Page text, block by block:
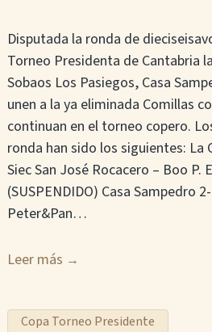
Disputada la ronda de
Torneo Presidenta de Cantabria
Sobaos Los Pasiegos, Casa
unen a la ya eliminada Comillas
continuan en el torneo copero.
ronda han sido los siguientes: La
Siec San José Rocacero – Boo P.
(SUSPENDIDO) Casa Sampedro
Peter&Pan…
Leer más
Copa Torneo Presidente